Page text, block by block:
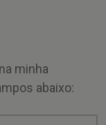
minha
abaixo: